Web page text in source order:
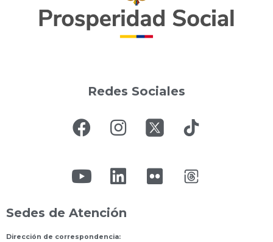
Redes Sociales
Sedes de Atención
Dirección de correspondencia: